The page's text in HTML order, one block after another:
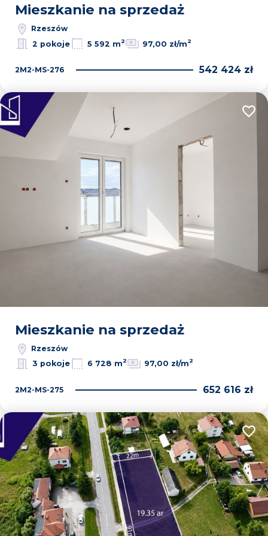
Mieszkanie na sprzedaż
Rzeszów
2 pokoje
5 592 m2 97,00 zł/m2
2M2-MS-276 542 424 zł
Mieszkanie na sprzedaż
Rzeszów
3 pokoje
6 728 m2 97,00 zł/m2
2M2-MS-275 652 616 zł